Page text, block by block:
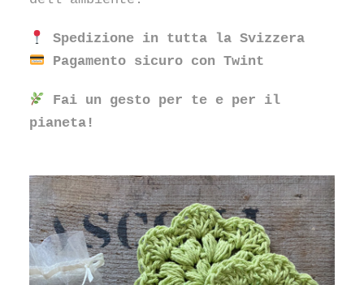
Spedizione in tutta la Svizzera
Pagamento sicuro con Twint
Fai un gesto per te e per il
pianeta!